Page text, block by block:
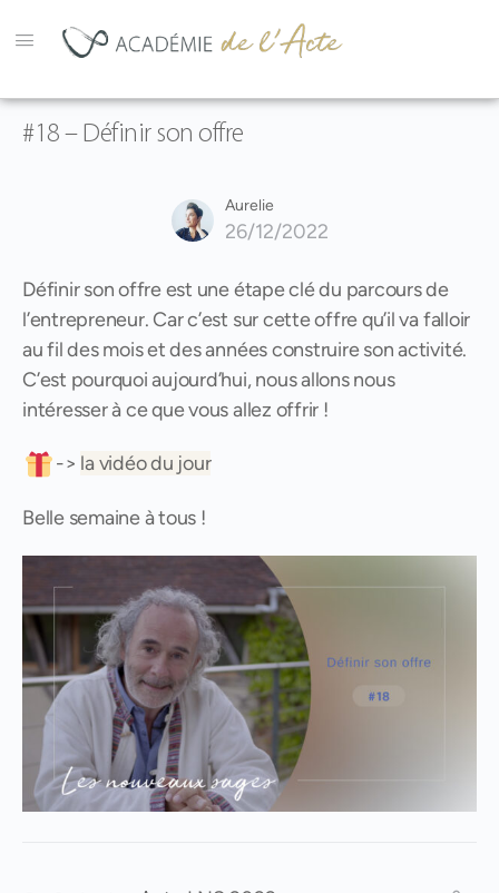
#18 – Définir son offre
Aurelie
26/12/2022
Définir son offre est une étape clé du parcours de
l’entrepreneur. Car c’est sur cette offre qu’il va falloir
au fil des mois et des années construire son activité.
C’est pourquoi aujourd’hui, nous allons nous
intéresser à ce que vous allez offrir !
-> la vidéo du jour
Belle semaine à tous !